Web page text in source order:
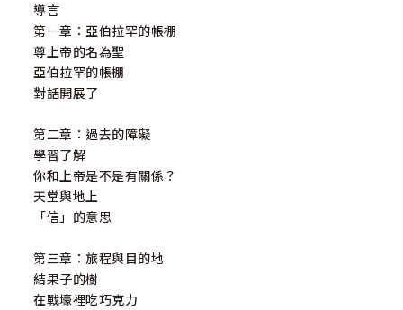
導言
第一章：亞伯拉罕的帳棚
尊上帝的名為聖
亞伯拉罕的帳棚
對話開展了
第二章：過去的障礙
學習了解
你和上帝是不是有關係？
天堂與地上
「信」的意思
第三章：旅程與目的地
結果子的樹
在戰壕裡吃巧克力